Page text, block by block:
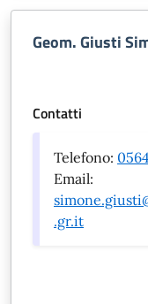
Geom. Giusti
Contatti
Telefono:
Email:
.gr.it